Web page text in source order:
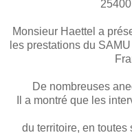
Monsieur Haettel a
les prestations du
De nombreuses
Il a montré que les
du territoire, en